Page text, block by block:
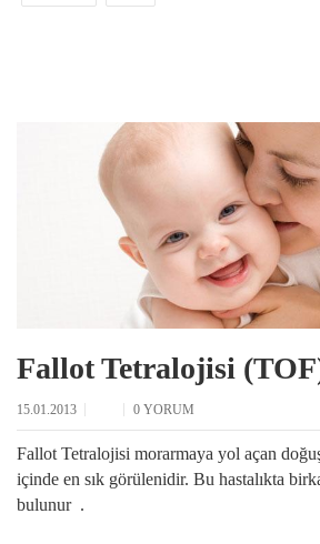
Fallot Tetralojisi
15.01.2013 0 YORUM
Fallot Tetralojisi morarmaya yol açan
içinde en sık görülenidir. Bu hastalıkta
bulunur .